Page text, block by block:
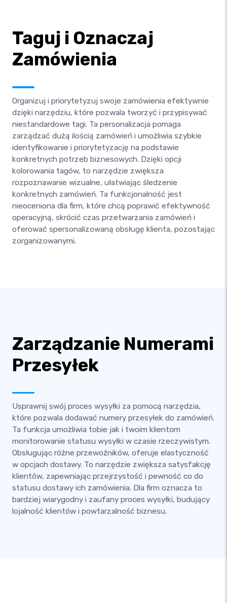
Taguj i Oznaczaj
Zamówienia
Organizuj i priorytetyzuj swoje zamówienia efektywnie
dzięki narzędziu, które pozwala tworzyć i przypisywać
niestandardowe tagi. Ta personalizacja pomaga
zarządzać dużą ilością zamówień i umożliwia szybkie
identyfikowanie i priorytetyzację na podstawie
konkretnych potrzeb biznesowych. Dzięki opcji
kolorowania tagów, to narzędzie zwiększa
rozpoznawanie wizualne, ułatwiając śledzenie
konkretnych zamówień. Ta funkcjonalność jest
nieoceniona dla firm, które chcą poprawić efektywność
operacyjną, skrócić czas przetwarzania zamówień i
oferować spersonalizowaną obsługę klienta, pozostając
zorganizowanymi.
Zarządzanie Numerami
Przesyłek
Usprawnij swój proces wysyłki za pomocą narzędzia,
które pozwala dodawać numery przesyłek do zamówień.
Ta funkcja umożliwia tobie jak i twoim klientom
monitorowanie statusu wysyłki w czasie rzeczywistym.
Obsługując różne przewoźników, oferuje elastyczność
w opcjach dostawy. To narzędzie zwiększa satysfakcję
klientów, zapewniając przejrzystość i pewność co do
statusu dostawy ich zamówienia. Dla firm oznacza to
bardziej wiarygodny i zaufany proces wysyłki, budujący
lojalność klientów i powtarzalność biznesu.